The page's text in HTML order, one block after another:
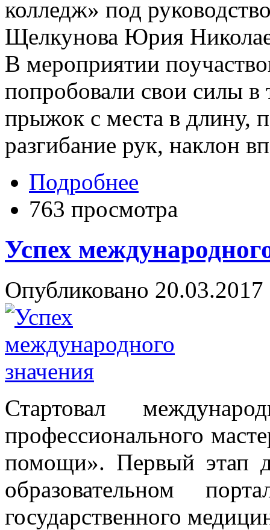
колледж» под
Щелкунова Юрия
В мероприятии
попробовали свои силы в
прыжок с места в длину,
разгибание рук, наклон
Подробнее
763 просмотра
Успех
Опубликовано
Стартовал
профессионального
помощи». Первый этап
образовательном
государственного